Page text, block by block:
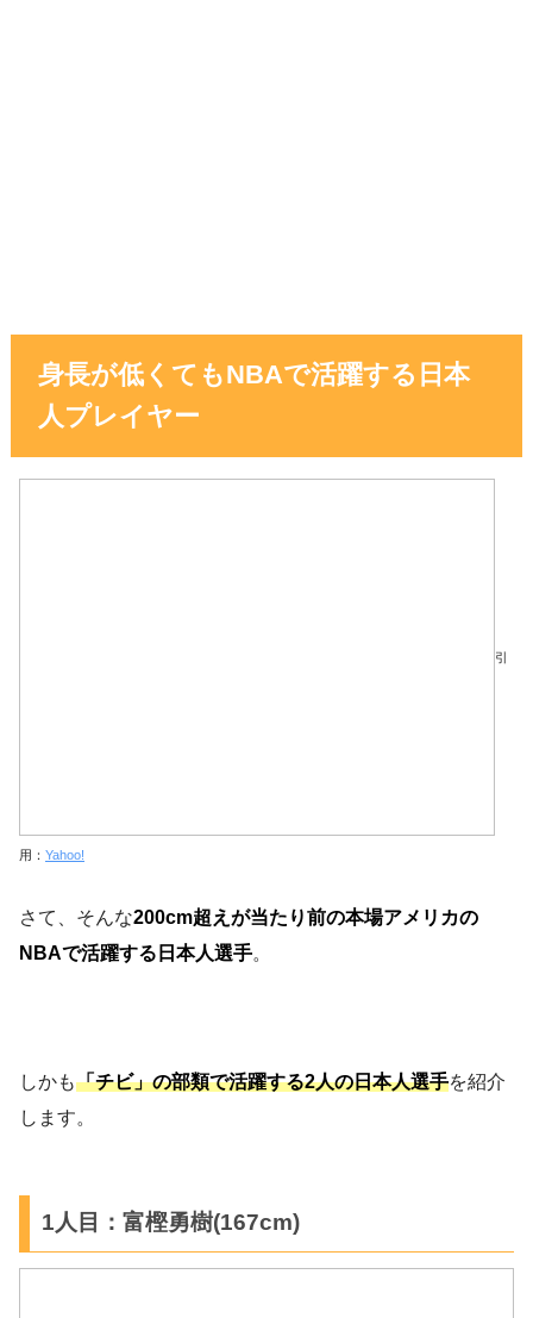
身長が低くてもNBAで活躍する日本
人プレイヤー
引
用： Yahoo!
さて、そんな200cm超えが当たり前の本場アメリカの
NBAで活躍する日本人選手。
しかも「チビ」の部類で活躍する2人の日本人選手を紹介
します。
1人目：富樫勇樹(167cm)